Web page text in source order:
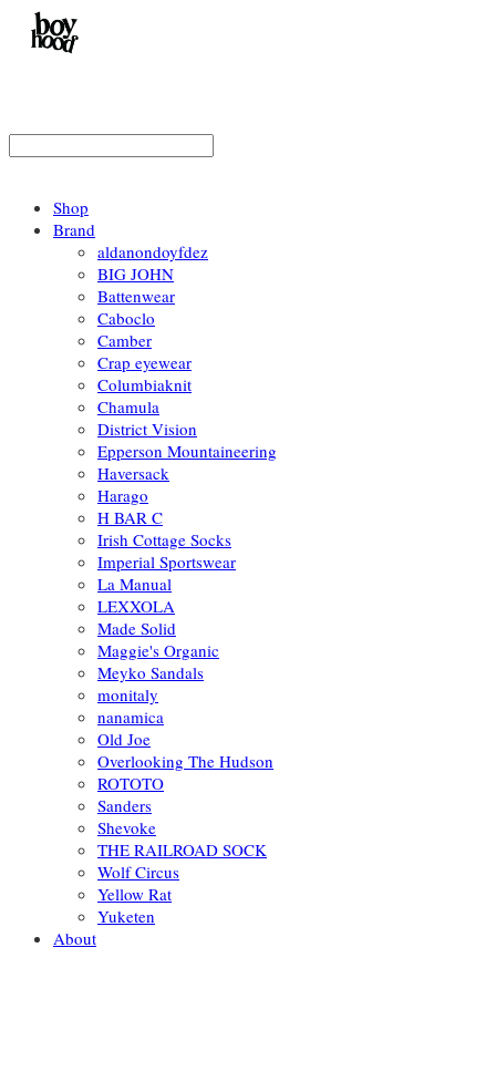
Shop
Brand
aldanondoyfdez
BIG JOHN
Battenwear
Caboclo
Camber
Crap eyewear
Columbiaknit
Chamula
District Vision
Epperson Mountaineering
Haversack
Harago
H BAR C
Irish Cottage Socks
Imperial Sportswear
La Manual
LEXXOLA
Made Solid
Maggie's Organic
Meyko Sandals
monitaly
nanamica
Old Joe
Overlooking The Hudson
ROTOTO
Sanders
Shevoke
THE RAILROAD SOCK
Wolf Circus
Yellow Rat
Yuketen
About